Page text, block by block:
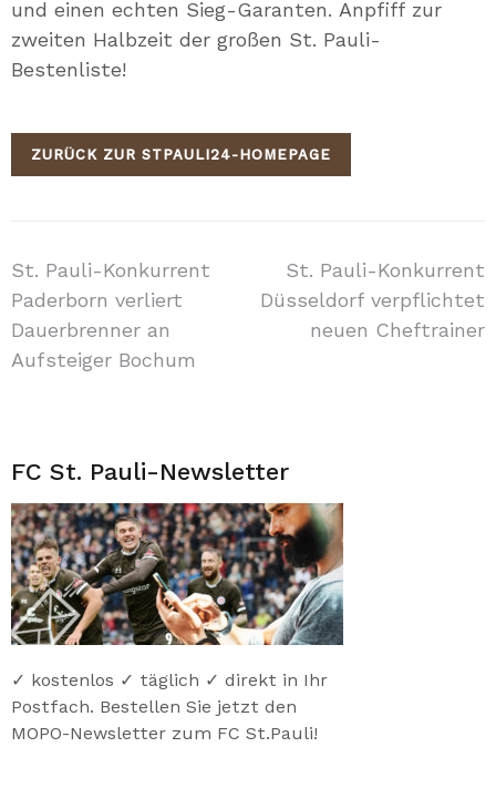
und einen echten Sieg-Garanten. Anpfiff zur
zweiten Halbzeit der großen St. Pauli-
Bestenliste!
ZURÜCK ZUR STPAULI24-HOMEPAGE
Beitragsnavigation
St. Pauli-Konkurrent
Paderborn verliert
Dauerbrenner an
Aufsteiger Bochum
St. Pauli-Konkurrent
Düsseldorf verpflichtet
neuen Cheftrainer
FC St. Pauli-Newsletter
✓ kostenlos ✓ täglich ✓ direkt in Ihr
Postfach. Bestellen Sie jetzt den
MOPO-Newsletter zum FC St.Pauli!